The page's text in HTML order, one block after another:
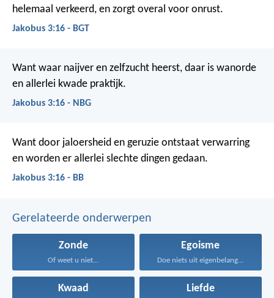
helemaal verkeerd, en zorgt overal voor onrust.
Jakobus 3:16 - BGT
Want waar naijver en zelfzucht heerst, daar is wanorde
en allerlei kwade praktijk.
Jakobus 3:16 - NBG
Want door jaloersheid en geruzie ontstaat verwarring
en worden er allerlei slechte dingen gedaan.
Jakobus 3:16 - BB
Gerelateerde onderwerpen
Zonde
Of weet u niet...
Egoisme
Doe niets uit eigenbelang...
Kwaad Liefde